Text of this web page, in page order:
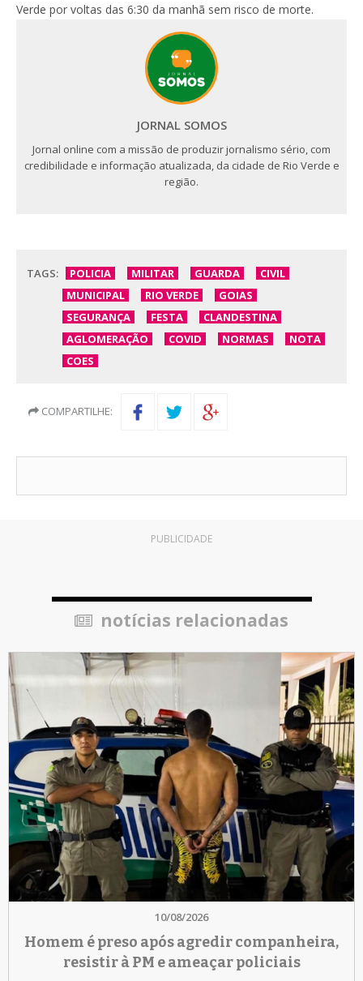
Verde por voltas das 6:30 da manhã sem risco de morte.
JORNAL SOMOS
Jornal online com a missão de produzir jornalismo sério, com
credibilidade e informação atualizada, da cidade de Rio Verde e
região.
TAGS: POLICIA MILITAR GUARDA
CIVIL
MUNICIPAL
RIO VERDE
GOIAS
SEGURANÇA
FESTA
CLANDESTINA
AGLOMERAÇÃO
COVID NORMAS
NOTA
COES
COMPARTILHE:
PUBLICIDADE
notícias relacionadas
10/08/2026
Homem é preso após agredir companheira,
resistir à PM e ameaçar policiais